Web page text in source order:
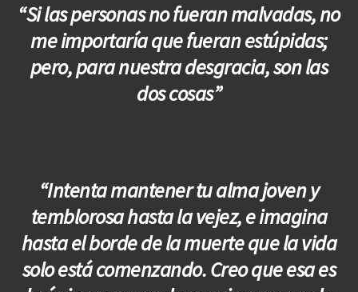
“Si las personas no fueran malvadas, no
me importaría que fueran estúpidas;
pero, para nuestra desgracia, son las
dos cosas”
“Intenta mantener tu alma joven y
temblorosa hasta la vejez, e imagina
hasta el borde de la muerte que la vida
solo está comenzando. Creo que esa es